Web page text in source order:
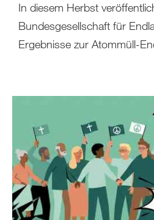
In diesem Herbst
Bundesgesellschaft für
Ergebnisse zur Atommüll-